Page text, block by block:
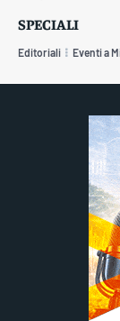
SPECIALI
Editoriali Eventi a